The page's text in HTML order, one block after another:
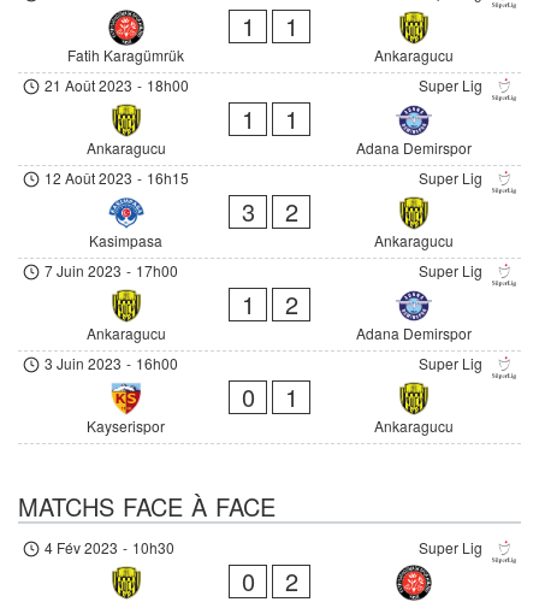
Fatih Karagümrük
1 1
Ankaragucu
Super Lig
21 Août 2023 - 18h00
Ankaragucu
1 1
Adana Demirspor
Super Lig
12 Août 2023 - 16h15
Kasimpasa
3 2
Ankaragucu
Super Lig
7 Juin 2023 - 17h00
Ankaragucu
1 2
Adana Demirspor
Super Lig
3 Juin 2023 - 16h00
Kayserispor
0 1
Ankaragucu
MATCHS FACE À FACE
Super Lig
4 Fév 2023 - 10h30
0 2